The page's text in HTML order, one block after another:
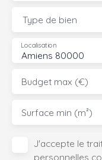
Type de bien
Amiens 80000
Localisation
Budget max (€)
Surface min (m²)
J'accepte le
personnelles